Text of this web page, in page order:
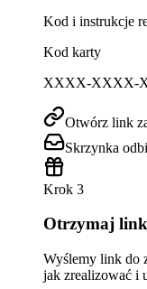
Kod i instrukcje
Kod karty
XXXX-XXXX-
Otwórz link
Skrzynka
Krok 3
Otrzymaj
Wyślemy link do
jak zrealizować i